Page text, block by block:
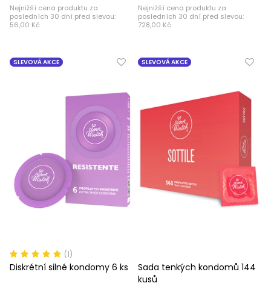
Nejnižší cena produktu za
posledních 30 dní před slevou:
56,00 Kč
Nejnižší cena produktu za
posledních 30 dní před slevou:
728,00 Kč
SLEVOVÁ AKCE
(1)
Diskrétní silné kondomy 6 ks
SLEVOVÁ AKCE
Sada tenkých kondomů 144
kusů